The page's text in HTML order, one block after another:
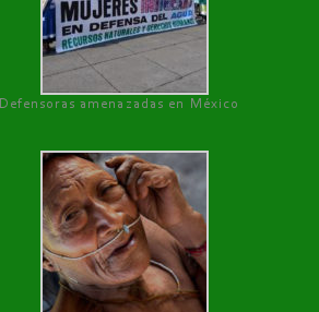
Defensoras amenazadas en México